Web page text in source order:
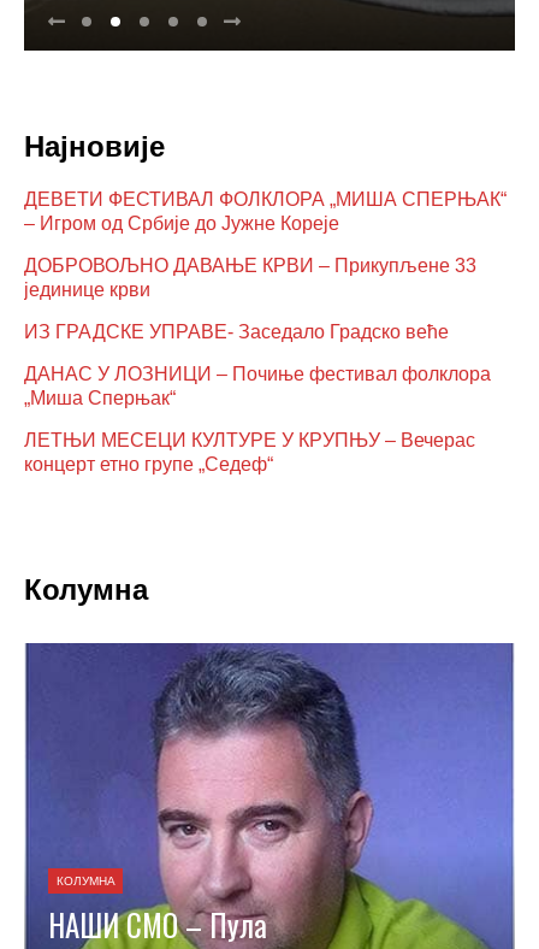
Најновије
ДЕВЕТИ ФЕСТИВАЛ ФОЛКЛОРА „МИША СПЕРЊАК“
– Игром од Србије до Јужне Кореје
ДОБРОВОЉНО ДАВАЊЕ КРВИ – Прикупљене 33
јединице крви
ИЗ ГРАДСКЕ УПРАВЕ- Заседало Градско веће
ДАНАС У ЛОЗНИЦИ – Почиње фестивал фолклора
„Миша Сперњак“
ЛЕТЊИ МЕСЕЦИ КУЛТУРЕ У КРУПЊУ – Вечерас
концерт етно групе „Седеф“
Колумна
КОЛУМНА
НАШИ СМО – Пула